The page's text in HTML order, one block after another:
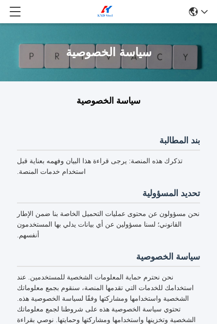
سياسة الخصوصية
سياسة الخصوصية
بند المطالبة
تذكرك هذه المنصة: يرجى قراءة هذا البيان وفهمه بعناية قبل
استخدام خدمات المنصة.
تحديد المسؤولية
نحن مسؤولون عن محتوى عمليات التحميل الخاصة بنا ضمن الإطار
القانوني؛ لسنا مسؤولين عن أي بيانات يدلي بها المستخدمون
أنفسهم.
سياسة الخصوصية
نحن نحترم حماية المعلومات الشخصية للمستخدمين. عند
استخدامك للخدمات التي تقدمها المنصة، سنقوم بجمع معلوماتك
الشخصية واستخدامها ومشاركتها وفقًا لسياسة الخصوصية هذه.
تحتوي سياسة الخصوصية هذه على شروطنا لجمع معلوماتك
الشخصية وتخزينها واستخدامها ومشاركتها وحمايتها. نوصي بقراءة